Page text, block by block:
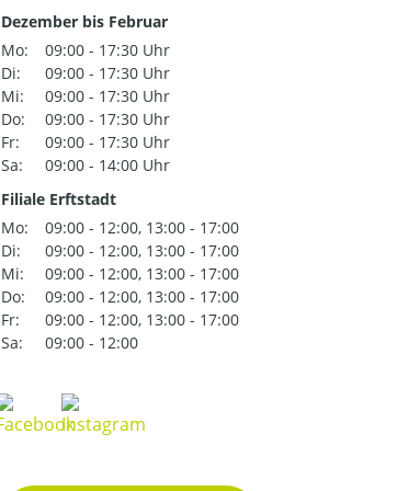
Dezember bis Februar
Mo:
09:00 - 17:30 Uhr
Di:
09:00 - 17:30 Uhr
Mi:
09:00 - 17:30 Uhr
Do:
09:00 - 17:30 Uhr
Fr:
09:00 - 17:30 Uhr
Sa:
09:00 - 14:00 Uhr
Filiale Erftstadt
Mo:
09:00 - 12:00, 13:00 - 17:00
Di:
09:00 - 12:00, 13:00 - 17:00
Mi:
09:00 - 12:00, 13:00 - 17:00
Do:
09:00 - 12:00, 13:00 - 17:00
Fr:
09:00 - 12:00, 13:00 - 17:00
Sa:
09:00 - 12:00